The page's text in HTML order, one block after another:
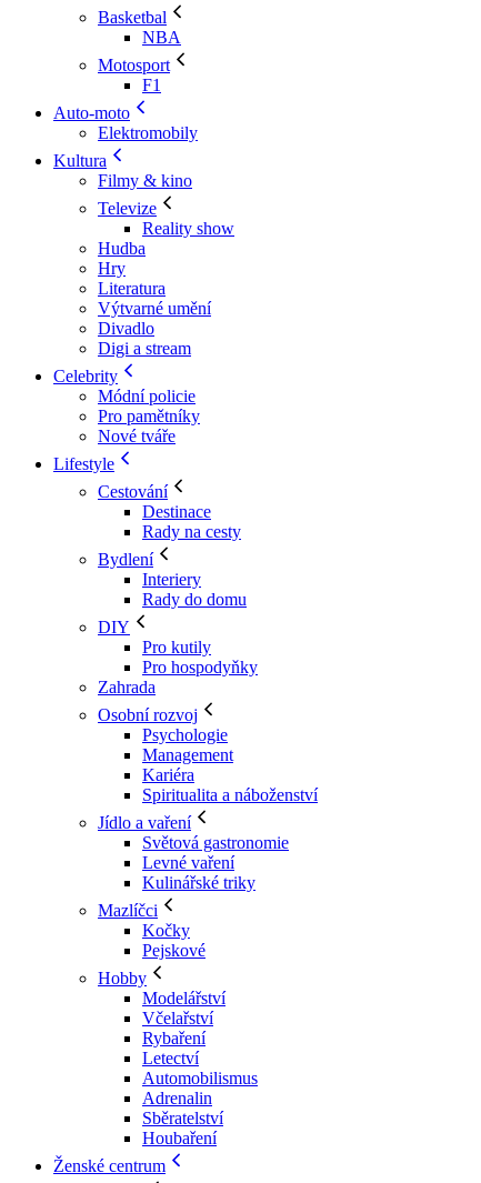
Basketbal
NBA
Motosport
F1
Auto-moto
Elektromobily
Kultura
Filmy & kino
Televize
Reality show
Hudba
Hry
Literatura
Výtvarné umění
Divadlo
Digi a stream
Celebrity
Módní policie
Pro pamětníky
Nové tváře
Lifestyle
Cestování
Destinace
Rady na cesty
Bydlení
Interiery
Rady do domu
DIY
Pro kutily
Pro hospodyňky
Zahrada
Osobní rozvoj
Psychologie
Management
Kariéra
Spiritualita a náboženství
Jídlo a vaření
Světová gastronomie
Levné vaření
Kulinářské triky
Mazlíčci
Kočky
Pejskové
Hobby
Modelářství
Včelařství
Rybaření
Letectví
Automobilismus
Adrenalin
Sběratelství
Houbaření
Ženské centrum